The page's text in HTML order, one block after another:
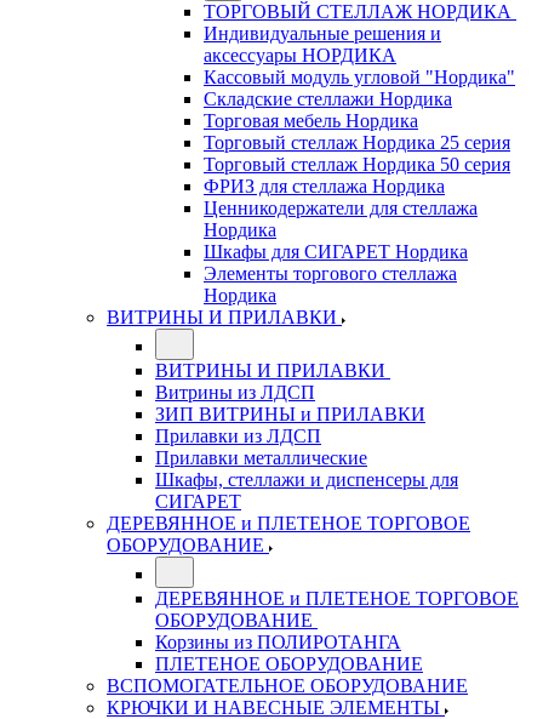
ТОРГОВЫЙ СТЕЛЛАЖ НОРДИКА
Индивидуальные решения и
аксессуары НОРДИКА
Кассовый модуль угловой "Нордика"
Складские стеллажи Нордика
Торговая мебель Нордика
Торговый стеллаж Нордика 25 серия
Торговый стеллаж Нордика 50 серия
ФРИЗ для стеллажа Нордика
Ценникодержатели для стеллажа
Нордика
Шкафы для СИГАРЕТ Нордика
Элементы торгового стеллажа
Нордика
ВИТРИНЫ И ПРИЛАВКИ
ВИТРИНЫ И ПРИЛАВКИ
Витрины из ЛДСП
ЗИП ВИТРИНЫ и ПРИЛАВКИ
Прилавки из ЛДСП
Прилавки металлические
Шкафы, стеллажи и диспенсеры для
СИГАРЕТ
ДЕРЕВЯННОЕ и ПЛЕТЕНОЕ ТОРГОВОЕ
ОБОРУДОВАНИЕ
ДЕРЕВЯННОЕ и ПЛЕТЕНОЕ ТОРГОВОЕ
ОБОРУДОВАНИЕ
Корзины из ПОЛИРОТАНГА
ПЛЕТЕНОЕ ОБОРУДОВАНИЕ
ВСПОМОГАТЕЛЬНОЕ ОБОРУДОВАНИЕ
КРЮЧКИ И НАВЕСНЫЕ ЭЛЕМЕНТЫ